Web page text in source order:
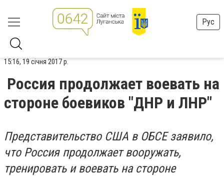
Рус
15:16, 19 січня 2017 р.
Россия продолжает воевать на
стороне боевиков "ДНР и ЛНР"
Представительство США в ОБСЕ заявило,
что Россия продолжает вооружать,
тренировать и воевать на стороне